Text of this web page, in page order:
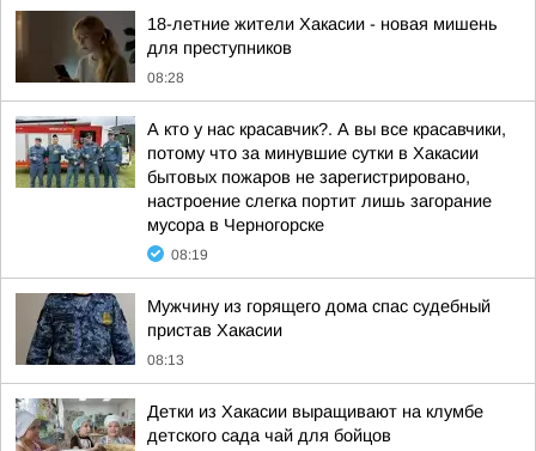
18-летние жители Хакасии - новая мишень
для преступников
08:28
А кто у нас красавчик?. А вы все красавчики,
потому что за минувшие сутки в Хакасии
бытовых пожаров не зарегистрировано,
настроение слегка портит лишь загорание
мусора в Черногорске
08:19
Мужчину из горящего дома спас судебный
пристав Хакасии
08:13
Детки из Хакасии выращивают на клумбе
детского сада чай для бойцов